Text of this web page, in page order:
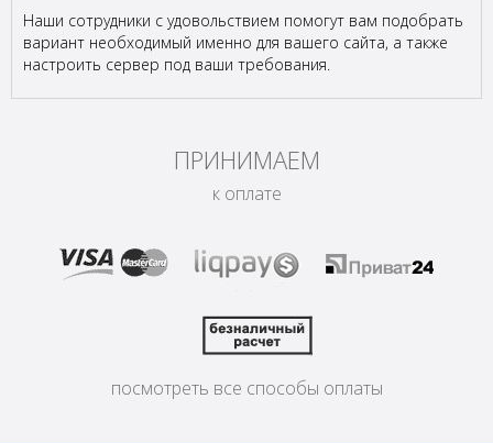
Наши сотрудники с удовольствием помогут вам подобрать
вариант необходимый именно для вашего сайта, а также
настроить сервер под ваши требования.
ПРИНИМАЕМ
к оплате
посмотреть все способы оплаты